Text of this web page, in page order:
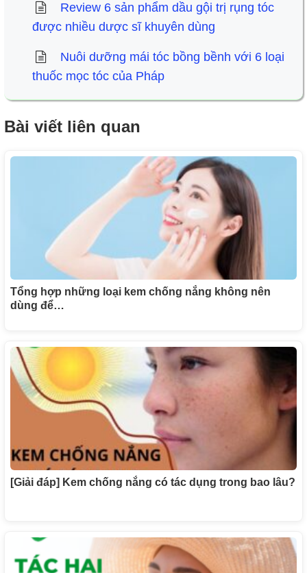
Review 6 sản phẩm dầu gội trị rụng tóc
được nhiều dược sĩ khuyên dùng
Nuôi dưỡng mái tóc bồng bềnh với 6 loại
thuốc mọc tóc của Pháp
Bài viết liên quan
Tổng hợp những loại kem chống nắng không nên
dùng để…
[Giải đáp] Kem chống nắng có tác dụng trong bao lâu?